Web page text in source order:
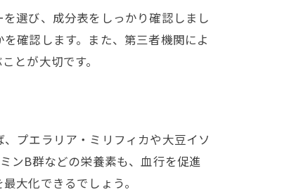
選び、成分表をしっかり確認しまし
確認します。また、第三者機関によ
とが大切です。
プエラリア・ミリフィカや大豆イソ
ンB群などの栄養素も、血行を促進
大化できるでしょう。